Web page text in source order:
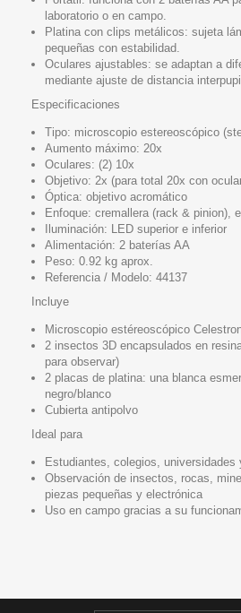
laboratorio o en campo.
Platina con clips metálicos: sujeta
pequeñas con estabilidad.
Oculares ajustables: se adaptan a
mediante ajuste de distancia
Especificaciones
Tipo: microscopio estereoscópico
Aumento máximo: 20x
Oculares: (2) 10x
Objetivo: 2x (para total 20x con
Óptica: objetivo acromático
Enfoque: cremallera (rack & pinion),
Iluminación: LED superior e inferior
Alimentación: 2 baterías AA
Peso: 0.92 kg aprox.
Referencia / Modelo: 44137
Incluye
Microscopio estéreoscópico
2 insectos 3D encapsulados en
para observar)
2 placas de platina: una blanca
negro/blanco
Cubierta antipolvo
Ideal para
Estudiantes, colegios, universidades
Observación de insectos, rocas,
piezas pequeñas y electrónica
Uso en campo gracias a su